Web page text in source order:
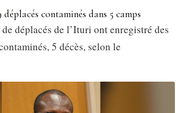
contaminés dans 5 camps
déplacés de l’Ituri ont enregistré des
5 décès, selon le